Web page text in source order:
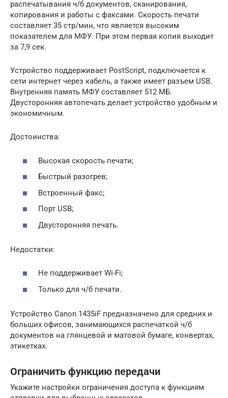
распечатывания ч/б документов, сканирования,
копирования и работы с факсами. Скорость печати
составляет 35 стр/мин, что является высоким
показателем для МФУ. При этом первая копия выходит
за 7,9 сек.
Устройство поддерживает PostScript, подключается к
сети интернет через кабель, а также имеет разъем USB.
Внутренняя память МФУ составляет 512 МБ.
Двусторонняя автопечать делает устройство удобным и
экономичным.
Достоинства:
Высокая скорость печати;
Быстрый разогрев;
Встроенный факс;
Порт USB;
Двусторонняя печать.
Недостатки:
Не поддерживает Wi-Fi;
Только для ч/б печати.
Устройство Canon 1435iF предназначено для средних и
больших офисов, занимающихся распечаткой ч/б
документов на глянцевой и матовой бумаге, конвертах,
этикетках.
Ограничить функцию передачи
Укажите настройки ограничения доступа к функциям